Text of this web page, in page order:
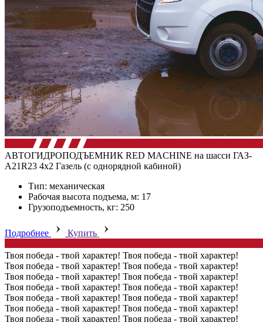
АВТОГИДРОПОДЪЕМНИК RED MACHINE на шасси ГАЗ-
А21R23 4х2 Газель (с однорядной кабиной)
Тип: механическая
Рабочая высота подъема, м: 17
Грузоподъемность, кг: 250
Подробнее Купить
Твоя победа - твой характер! Твоя победа - твой характер!
Твоя победа - твой характер! Твоя победа - твой характер!
Твоя победа - твой характер! Твоя победа - твой характер!
Твоя победа - твой характер! Твоя победа - твой характер!
Твоя победа - твой характер! Твоя победа - твой характер!
Твоя победа - твой характер! Твоя победа - твой характер!
Твоя победа - твой характер! Твоя победа - твой характер!